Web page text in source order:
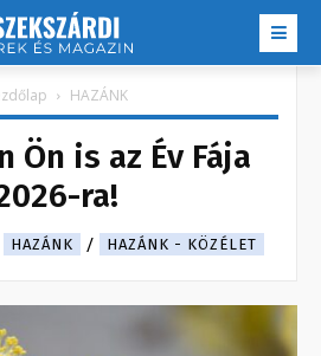
HAZÁNK
Ön is az Év Fája
ra!
HAZÁNK HAZÁNK - KÖZÉLET